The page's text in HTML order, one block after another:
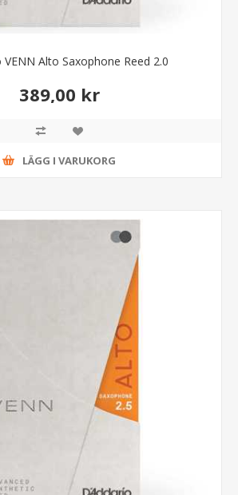
VENN Alto Saxophone Reed 2.0
389,00 kr
LÄGG I VARUKORG